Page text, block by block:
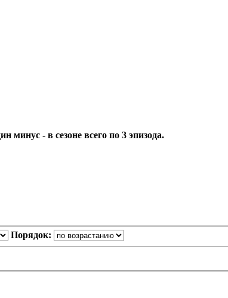
- в сезоне всего по 3 эпизода.
Порядок: